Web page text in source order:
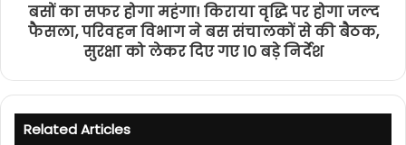
बसों का सफर होगा महंगा! किराया वृद्धि पर होगा जल्द
फैसला, परिवहन विभाग ने बस संचालकों से की बैठक,
सुरक्षा को लेकर दिए गए 10 बड़े निर्देश
Related Articles